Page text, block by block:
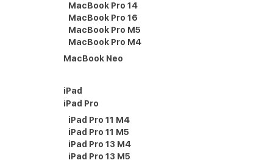
MacBook Pro 14
MacBook Pro 16
MacBook Pro M5
MacBook Pro M4
MacBook Neo
iPad
iPad Pro
iPad Pro 11 M4
iPad Pro 11 M5
iPad Pro 13 M4
iPad Pro 13 M5